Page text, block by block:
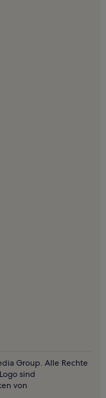
Group. Alle Rechte
sind
von